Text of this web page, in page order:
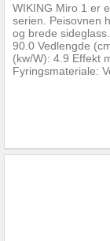
WIKING Miro 1 er
serien. Peisovnen
og brede
90.0 Vedlengde
(kw/W): 4.9 Effekt
Fyringsmateriale:
montert cm: 46.8
materiale front
10.0 Avstand
Klargjort for gulv /
012607